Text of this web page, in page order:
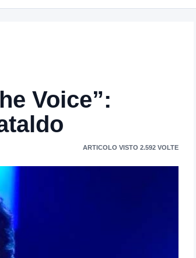
Voice”:
ARTICOLO VISTO 2.592 VOLTE